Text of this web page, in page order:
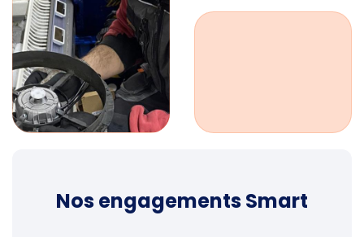
Nos engagements Smart